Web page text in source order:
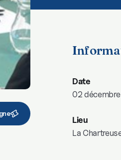
Date
02
Lieu
La